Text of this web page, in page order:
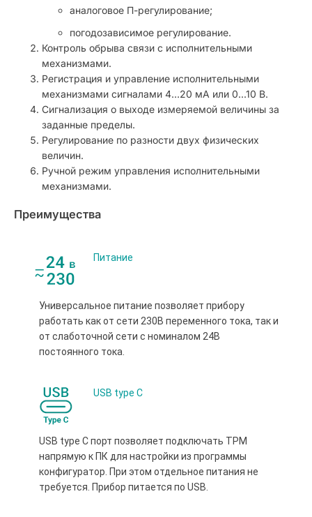
аналоговое П-регулирование;
погодозависимое регулирование.
Контроль обрыва связи с исполнительными
механизмами.
Регистрация и управление исполнительными
механизмами сигналами 4…20 мА или 0...10 В.
Сигнализация о выходе измеряемой величины за
заданные пределы.
Регулирование по разности двух физических
величин.
Ручной режим управления исполнительными
механизмами.
Преимущества
Питание
Универсальное питание позволяет прибору
работать как от сети 230В переменного тока, так и
от слаботочной сети с номиналом 24В
постоянного тока.
USB type С
USB type С порт позволяет подключать ТРМ
напрямую к ПК для настройки из программы
конфигуратор. При этом отдельное питания не
требуется. Прибор питается по USB.